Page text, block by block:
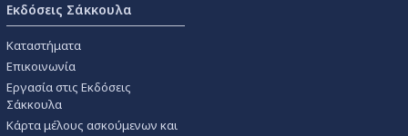
Εκδόσεις Σάκκουλα
Καταστήματα
Επικοινωνία
Εργασία στις Εκδόσεις
Σάκκουλα
Κάρτα μέλους ασκούμενων και